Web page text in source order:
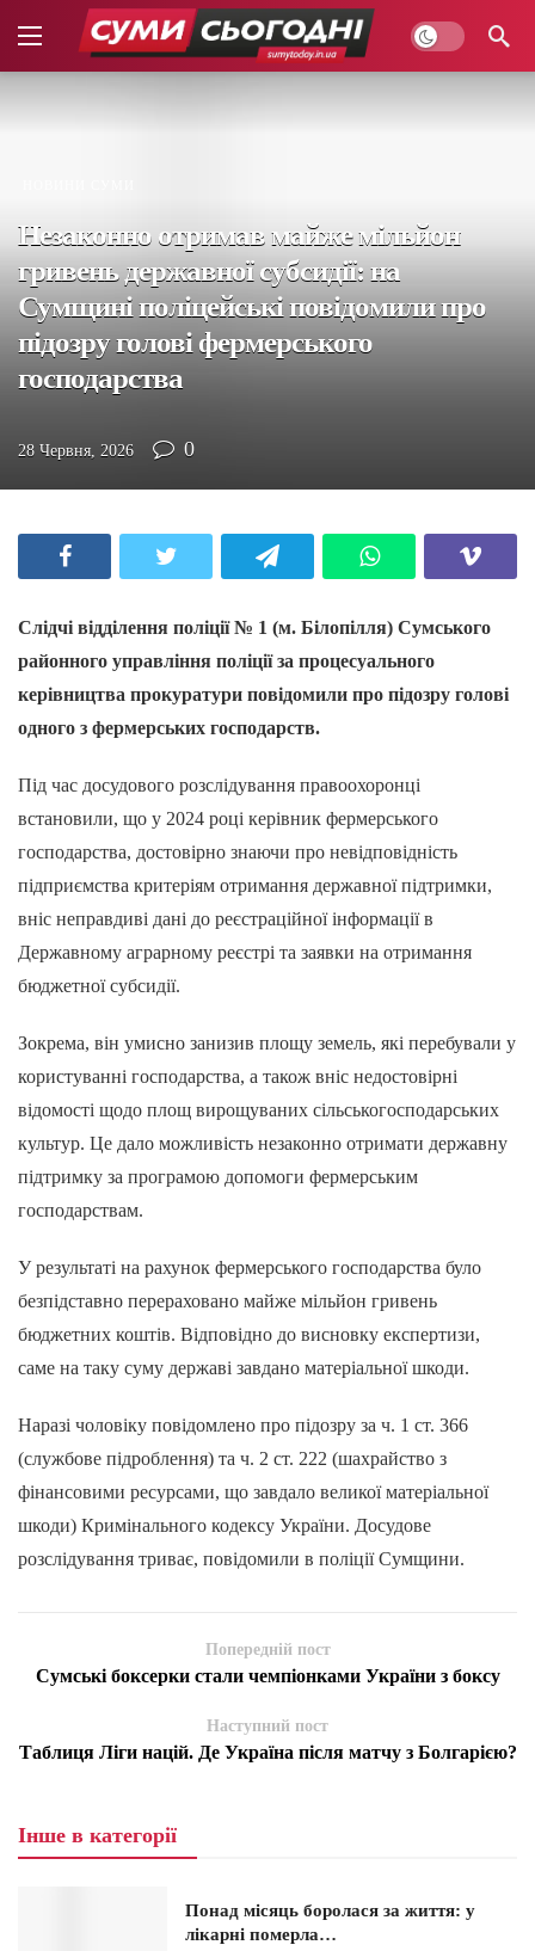
Незаконно отримав майже мільйон
гривень державної субсидії: на
Сумщині поліцейські повідомили про
підозру голові фермерського
господарства
28 Червня, 2026 0
Слідчі відділення поліції № 1 (м. Білопілля) Сумського
районного управління поліції за процесуального
керівництва прокуратури повідомили про підозру голові
одного з фермерських господарств.
Під час досудового розслідування правоохоронці
встановили, що у 2024 році керівник фермерського
господарства, достовірно знаючи про невідповідність
підприємства критеріям отримання державної підтримки,
вніс неправдиві дані до реєстраційної інформації в
Державному аграрному реєстрі та заявки на отримання
бюджетної субсидії.
Зокрема, він умисно занизив площу земель, які перебували у
користуванні господарства, а також вніс недостовірні
відомості щодо площ вирощуваних сільськогосподарських
культур. Це дало можливість незаконно отримати державну
підтримку за програмою допомоги фермерським
господарствам.
У результаті на рахунок фермерського господарства було
безпідставно перераховано майже мільйон гривень
бюджетних коштів. Відповідно до висновку експертизи,
саме на таку суму державі завдано матеріальної шкоди.
Наразі чоловіку повідомлено про підозру за ч. 1 ст. 366
(службове підроблення) та ч. 2 ст. 222 (шахрайство з
фінансовими ресурсами, що завдало великої матеріальної
шкоди) Кримінального кодексу України. Досудове
розслідування триває, повідомили в поліції Сумщини.
Попередній пост
Сумські боксерки стали чемпіонками України з боксу
Наступний пост
Таблиця Ліги націй. Де Україна після матчу з Болгарією?
Інше в категорії
Понад місяць боролася за життя: у
лікарні померла…